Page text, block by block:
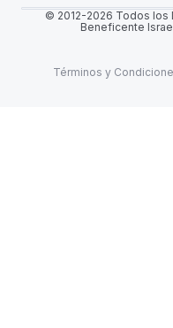
© 2012-2026 Todos los
Beneficente
Términos y